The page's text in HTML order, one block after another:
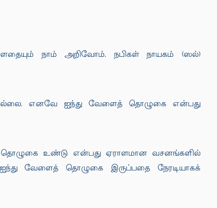
நாம் அறிவோம். நபிகள் நாயகம் (ஸல்)
எனவே ஐந்து வேளைத் தொழுகை என்பது
உண்டு என்பது ஏராளமான வசனங்களில்
வேளைத் தொழுகை இருப்பதை நேரடியாகக்